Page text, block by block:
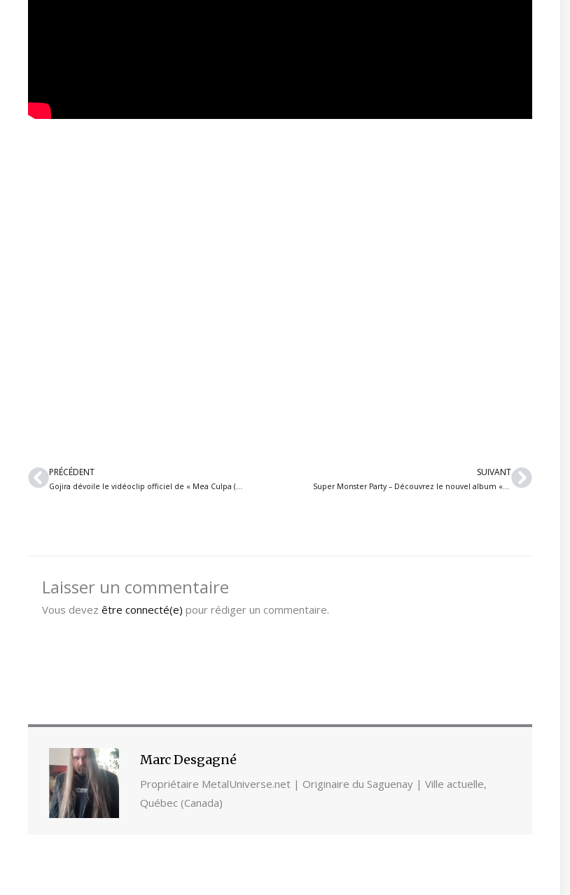
Précédent
PRÉCÉDENT SUIVANT
Super Monster Party – Découvrez le nouvel album « Rage Quit » : un album metal inspiré des jeux vidéos
Suivant
Laisser un commentaire
Vous devez être connecté(e) pour rédiger un commentaire.
Marc Desgagné
Propriétaire MetalUniverse.net | Originaire du Saguenay | Ville actuelle,
Québec (Canada)